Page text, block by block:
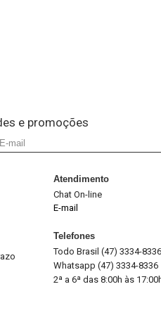
e promoções
Atendimento
Chat On-line
E-mail
Telefones
Todo Brasil (47) 3334-8336
Whatsapp (47) 3334-8336
2ª a 6ª das 8:00h às